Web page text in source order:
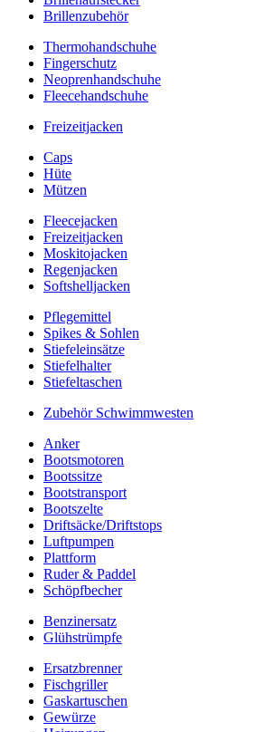
Brillenzubehör
Thermohandschuhe
Fingerschutz
Neoprenhandschuhe
Fleecehandschuhe
Freizeitjacken
Caps
Hüte
Mützen
Fleecejacken
Freizeitjacken
Moskitojacken
Regenjacken
Softshelljacken
Pflegemittel
Spikes & Sohlen
Stiefeleinsätze
Stiefelhalter
Stiefeltaschen
Zubehör Schwimmwesten
Anker
Bootsmotoren
Bootssitze
Bootstransport
Bootszelte
Driftsäcke/Driftstops
Luftpumpen
Plattform
Ruder & Paddel
Schöpfbecher
Benzinersatz
Glühstrümpfe
Ersatzbrenner
Fischgriller
Gaskartuschen
Gewürze